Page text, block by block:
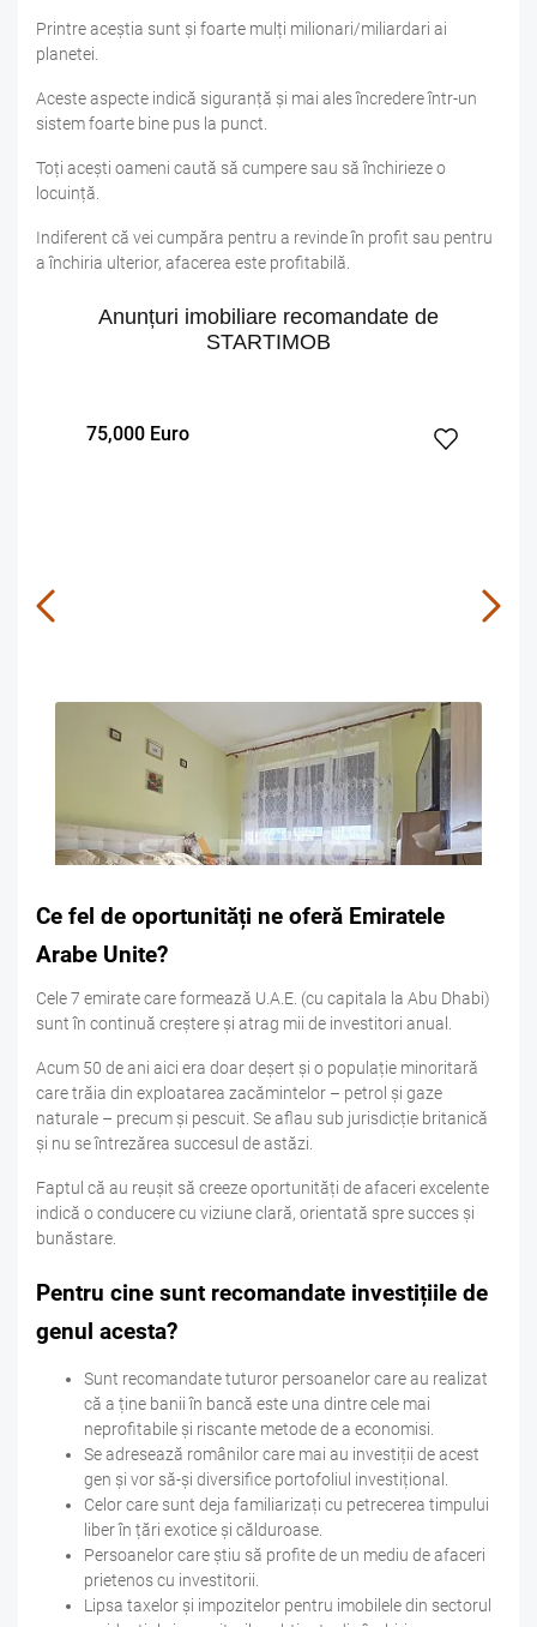
Printre aceștia sunt și foarte mulți milionari/miliardari ai
planetei.
Aceste aspecte indică siguranță și mai ales încredere într-un
sistem foarte bine pus la punct.
Toți acești oameni caută să cumpere sau să închirieze o
locuință.
Indiferent că vei cumpăra pentru a revinde în profit sau pentru
a închiria ulterior, afacerea este profitabilă.
Anunțuri imobiliare recomandate de
STARTIMOB
180,000 Euro
OFERTA NOUA EXCLUSIVITATE
Apartament cu parcare si boxa Centru Civic
Onix
Vezi detalii
Ce fel de oportunități ne oferă Emiratele
Arabe Unite?
Cele 7 emirate care formează U.A.E. (cu capitala la Abu Dhabi)
sunt în continuă creștere și atrag mii de investitori anual.
Acum 50 de ani aici era doar deșert și o populație minoritară
care trăia din exploatarea zacămintelor – petrol și gaze
naturale – precum și pescuit. Se aflau sub jurisdicție britanică
și nu se întrezărea succesul de astăzi.
Faptul că au reușit să creeze oportunități de afaceri excelente
indică o conducere cu viziune clară, orientată spre succes și
bunăstare.
Pentru cine sunt recomandate investițiile de
genul acesta?
Sunt recomandate tuturor persoanelor care au realizat
că a ține banii în bancă este una dintre cele mai
neprofitabile și riscante metode de a economisi.
Se adresează românilor care mai au investiții de acest
gen și vor să-și diversifice portofoliul investițional.
Celor care sunt deja familiarizați cu petrecerea timpului
liber în țări exotice și călduroase.
Persoanelor care știu să profite de un mediu de afaceri
prietenos cu investitorii.
Lipsa taxelor și impozitelor pentru imobilele din sectorul